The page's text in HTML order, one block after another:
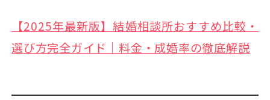
【2025年最新版】結婚相談所おすすめ比較・
選び方完全ガイド｜料金・成婚率の徹底解説